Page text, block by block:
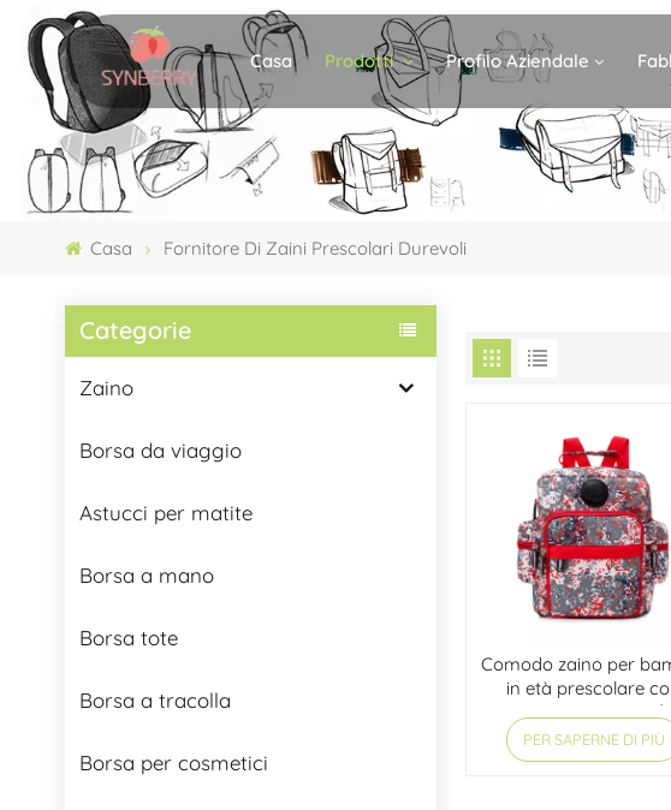
Casa Prodotti Profilo Aziendale
Casa Fornitore Di Zaini Prescolari Durevoli
Categorie
Zaino
Borsa da viaggio
Astucci per matite
Borsa a mano
Borsa tote
Borsa a tracolla
Borsa per cosmetici
Comodo zaino per
in età prescolare
tasche multiple OEM/
PER SAPERNE DI PIÙ